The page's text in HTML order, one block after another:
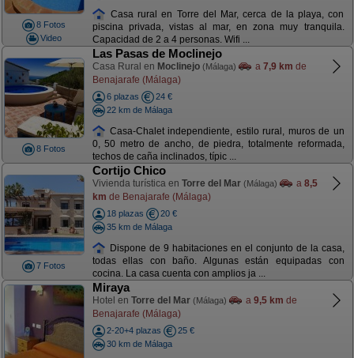
8 Fotos
Video
Casa rural en Torre del Mar, cerca de la playa, con
piscina privada, vistas al mar, en zona muy tranquila.
Capacidad de 2 a 4 personas. Wifi ...
8 Fotos
Las Pasas de Moclinejo
Casa Rural en Moclinejo (Málaga) a 7,9 km de
Benajarafe (Málaga)
6 plazas
24 €
22 km de Málaga
Casa-Chalet independiente, estilo rural, muros de un
0, 50 metro de ancho, de piedra, totalmente reformada,
techos de caña inclinados, típic ...
7 Fotos
Cortijo Chico
Vivienda turística en Torre del Mar (Málaga) a 8,5
km de Benajarafe (Málaga)
18 plazas
20 €
35 km de Málaga
Dispone de 9 habitaciones en el conjunto de la casa,
todas ellas con baño. Algunas están equipadas con
cocina. La casa cuenta con amplios ja ...
Miraya
Hotel en Torre del Mar (Málaga) a 9,5 km de
Benajarafe (Málaga)
2-20+4 plazas
25 €
30 km de Málaga